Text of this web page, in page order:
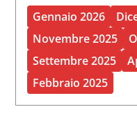
Gennaio 2026
Novembre 2025
Settembre 2025
Febbraio 2025